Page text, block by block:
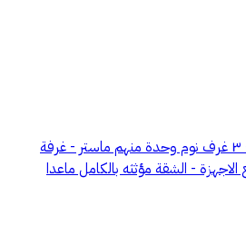
- مدخلين - مجلس - صالة - ٣ غرف نوم وحدة منهم ماستر - غرفة
- الشقة مؤثثه بالكامل ماعدا